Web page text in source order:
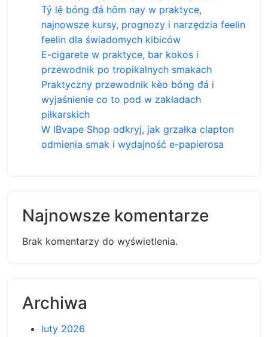
Tỷ lệ bóng đá hôm nay w praktyce,
najnowsze kursy, prognozy i narzędzia feelin
feelin dla świadomych kibiców
E-cigarete w praktyce, bar kokos i
przewodnik po tropikalnych smakach
Praktyczny przewodnik kèo bóng đá i
wyjaśnienie co to pod w zakładach
piłkarskich
W IBvape Shop odkryj, jak grzałka clapton
odmienia smak i wydajność e-papierosa
Najnowsze komentarze
Brak komentarzy do wyświetlenia.
Archiwa
luty 2026